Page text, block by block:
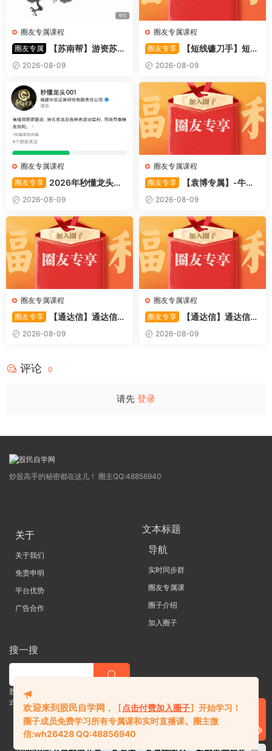
圈友专属课程
圈友专属
【苏南帮】游资苏南
帮资金情绪模式-强势股 视频
44文件
2026-08-09
圈友专属课程
圈友专享
【短线镰刀手】短线
镰刀手《强者恒强战法模型》
合集文章+指标
2026-08-09
圈友专属课程
圈友专享
2026年秒懂龙头股
001训练营内部课件资料
2026-08-09
圈友专属课程
圈友专享
【袁博专属】-牛散
特训营专栏 （牛散专属 加息-
机遇-财富）共4视频
2026-08-09
圈友专属课程
圈友专享
【通达信】通达信
〖利多阳〗副图/选股 全均线
多头排列与超强阳线选股策略
2026-08-09
圈友专属课程
圈友专享
【通达信】通达信
〖踏浪而行〗副图指标 用筹码
和MACD捕捉市场的节奏 源码
2026-08-09
评论 0
请先 登录
炒股高手的秘密都在这儿！ 圈主QQ:48856940
关于
关于我们
免责申明
平台优势
广告合作
文本标题
导航
实时同步群
圈友专属课
圈子介绍
加入圈子
搜一搜
股票 |直播| 外汇| 期货 |金融理财一站
式学习平台
欢迎来到股民自学网 ， 【 点击付费加入圈子】开始学习！
圈子成员免费学习所有专属课和实时直播课。 圈主微
信:wh26428 QQ:48856940